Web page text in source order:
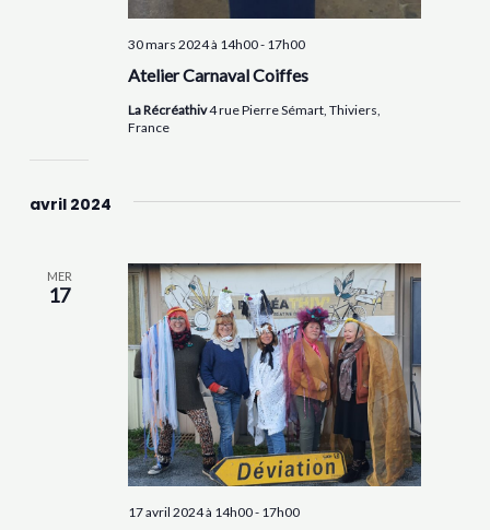
Atelier Carnaval Coiffes
30 mars 2024 à 14h00- 17h00
La Récréathiv4 rue Pierre Sémart, Thiviers,
France
avril 2024
MER
17
17 avril 2024 à 14h00- 17h00